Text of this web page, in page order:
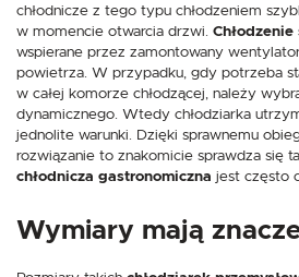
chłodnicze z tego typu chłodzeniem
w momencie otwarcia drzwi. Chłodzenie
wspierane przez zamontowany
powietrza. W przypadku, gdy potrzeba
w całej komorze chłodzącej, należy
dynamicznego. Wtedy chłodziarka
jednolite warunki. Dzięki sprawnemu
rozwiązanie to znakomicie sprawdza się
chłodnicza gastronomiczna jest często
Wymiary mają